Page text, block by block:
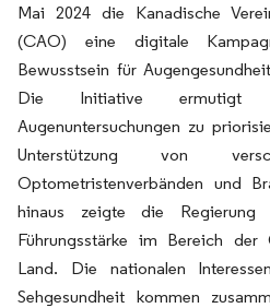
Mai 2024 die Kanadische
(CAO) eine digitale
Bewusstsein für
Die Initiative ermutigt
Augenuntersuchungen zu
Unterstützung von
Optometristenverbänden und
hinaus zeigte die
Führungsstärke im Bereich der
Land. Die nationalen
Sehgesundheit kommen